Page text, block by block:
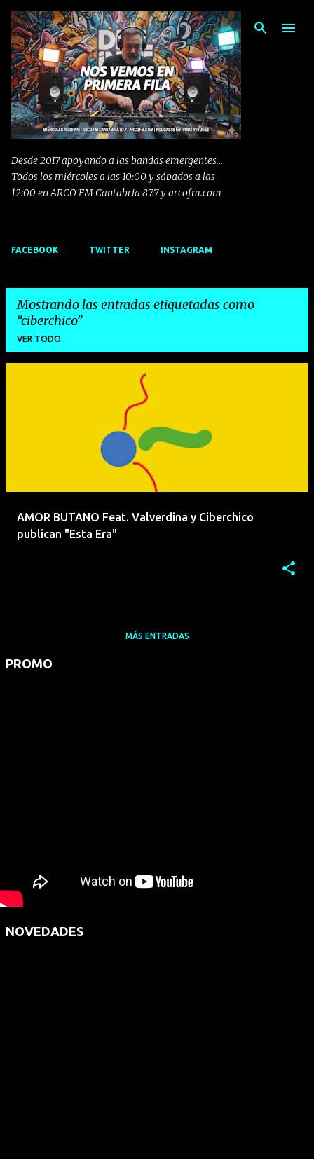
Ir al contenido principal
Desde 2017 apoyando a las bandas emergentes...
Todos los miércoles a las 10:00 y sábados a las
12:00 en ARCO FM Cantabria 87.7 y arcofm.com
FACEBOOK TWITTER INSTAGRAM
Mostrando las entradas etiquetadas como
ciberchico
VER TODO
AMOR BUTANO Feat. Valverdina y Ciberchico
publican "Esta Era"
MÁS ENTRADAS
PROMO
NOVEDADES